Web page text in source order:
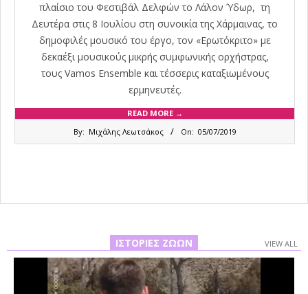
πλαίσιο του Φεστιβάλ Δελφών το Λάλον Ύδωρ, τη
Δευτέρα στις 8 Ιουλίου στη συνοικία της Χάρμαινας, το
δημοφιλές μουσικό του έργο, τον «Ερωτόκριτο» με
δεκαέξι μουσικούς μικρής συμφωνικής ορχήστρας,
τους Vamos Ensemble και τέσσερις καταξιωμένους
ερμηνευτές.
READ MORE →
By: Μιχάλης Λεωτσάκος On: 05/07/2019
ΙΣΤΟΡΊΕΣ ΖΏΩΝ VIEW ALL